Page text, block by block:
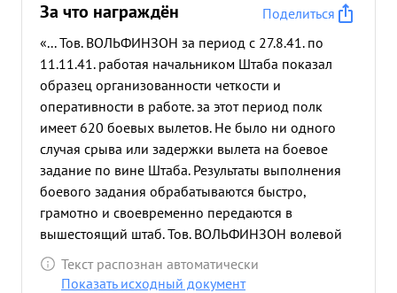
За что награждён
Поделиться
«... Тов. ВОЛЬФИНЗОН за период с 27.8.41. по
11.11.41. работая начальником Штаба показал
образец организованности четкости и
оперативности в работе. за этот период полк
имеет 620 боевых вылетов. Не было ни одного
случая срыва или задержки вылета на боевое
задание по вине Штаба. Результаты выполнения
боевого задания обрабатываются быстро,
грамотно и своевременно передаются в
вышестоящий штаб. Тов. ВОЛЬФИНЗОН волевой
решительный командир Дисциплинирован
Требователен к себе и подчиненным. Со своей
Текст распознан автоматически
Показать исходный документ